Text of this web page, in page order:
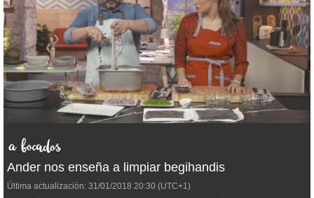
Ander nos enseña a limpiar begihandis
Última actualización: 31/01/2018 20:30 (UTC+1)